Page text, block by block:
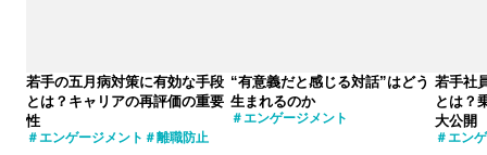
若手の五月病対策に有効な手段
とは？キャリアの再評価の重要
性
エンゲージメント 離職防止
“有意義だと感じる対話”はどう
生まれるのか
エンゲージメント
若手社
とは？
大公開
エン